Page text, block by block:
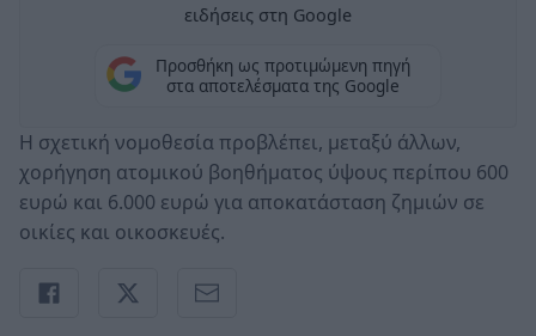
ειδήσεις στη Google
Προσθήκη ως προτιμώμενη πηγή
στα αποτελέσματα της Google
Η σχετική νομοθεσία προβλέπει, μεταξύ άλλων,
χορήγηση ατομικού βοηθήματος ύψους περίπου 600
ευρώ και 6.000 ευρώ για αποκατάσταση ζημιών σε
οικίες και οικοσκευές.